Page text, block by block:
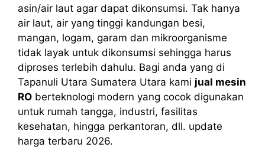
asin/air laut agar dapat dikonsumsi. Tak hanya
air laut, air yang tinggi kandungan besi,
mangan, logam, garam dan mikroorganisme
tidak layak untuk dikonsumsi sehingga harus
diproses terlebih dahulu. Bagi anda yang di
Tapanuli Utara Sumatera Utara kami jual mesin
RO berteknologi modern yang cocok digunakan
untuk rumah tangga, industri, fasilitas
kesehatan, hingga perkantoran, dll. update
harga terbaru 2026.